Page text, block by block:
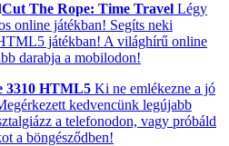
Cut The Rope: Time Travel Légy
online játékban! Segíts neki
játékban! A világhírű online
darabja a mobilodon!
3310 HTML5 Ki ne emlékezne a jó
kedvencünk legújabb
a telefonodon, vagy próbáld
a böngésződben!